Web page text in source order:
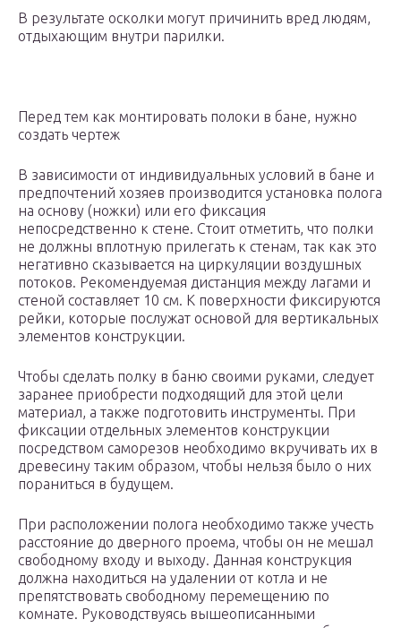
В результате осколки могут причинить вред людям,
отдыхающим внутри парилки.
Перед тем как монтировать полоки в бане, нужно
создать чертеж
В зависимости от индивидуальных условий в бане и
предпочтений хозяев производится установка полога
на основу (ножки) или его фиксация
непосредственно к стене. Стоит отметить, что полки
не должны вплотную прилегать к стенам, так как это
негативно сказывается на циркуляции воздушных
потоков. Рекомендуемая дистанция между лагами и
стеной составляет 10 см. К поверхности фиксируются
рейки, которые послужат основой для вертикальных
элементов конструкции.
Чтобы сделать полку в баню своими руками, следует
заранее приобрести подходящий для этой цели
материал, а также подготовить инструменты. При
фиксации отдельных элементов конструкции
посредством саморезов необходимо вкручивать их в
древесину таким образом, чтобы нельзя было о них
пораниться в будущем.
При расположении полога необходимо также учесть
расстояние до дверного проема, чтобы он не мешал
свободному входу и выходу. Данная конструкция
должна находиться на удалении от котла и не
препятствовать свободному перемещению по
комнате. Руководствуясь вышеописанными